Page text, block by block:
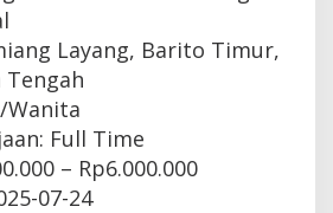
Layang, Barito Timur,
Tengah
Wanita
Full Time
– Rp6.000.000
07-24